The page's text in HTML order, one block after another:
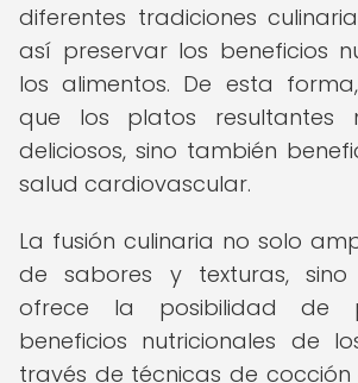
diferentes tradiciones
así preservar los beneficios
los alimentos. De esta
que los platos resultantes
deliciosos, sino también
salud cardiovascular.
La fusión culinaria no solo
de sabores y texturas,
ofrece la posibilidad de
beneficios nutricionales de
través de técnicas de